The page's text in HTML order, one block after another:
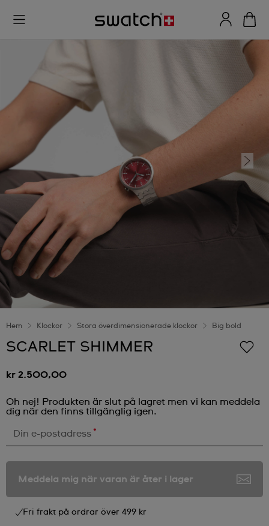
Hem Klockor Stora överdimensionerade klockor Big bold
SCARLET SHIMMER
kr 2.500,00
Oh nej! Produkten är slut på lagret men vi kan meddela
dig när den finns tillgänglig igen.
Din e-postadress *
Meddela mig när varan är åter i lager
Fri frakt på ordrar över 499 kr